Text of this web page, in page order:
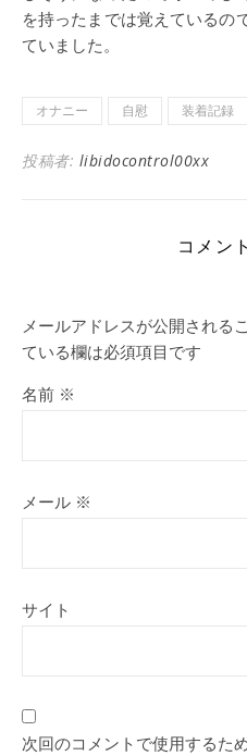
を持ったまでは覚えているの
ていました。
オナニー 自慰 装着記録
投稿者: libidocontrol00xx
コメン
メールアドレスが公開される
ている欄は必須項目です
名前 ※
メール ※
サイト
次回のコメントで使用するた